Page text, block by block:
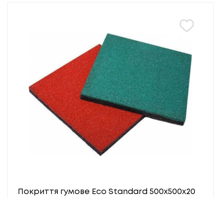
Покриття гумове Eco Standard 500х500х20